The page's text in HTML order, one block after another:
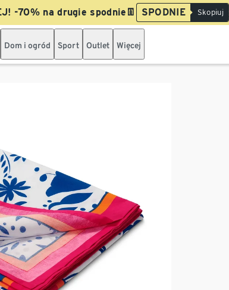
-70% na drugie spodnie👖 SPODNIE Skopiuj
Dom i ogród Sport Outlet Więcej